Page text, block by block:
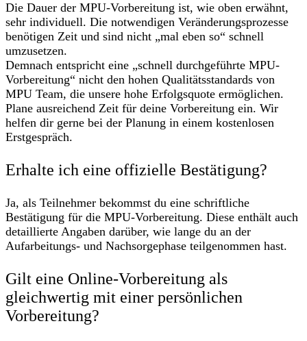
Die Dauer der MPU-Vorbereitung ist, wie oben erwähnt,
sehr individuell. Die notwendigen Veränderungsprozesse
benötigen Zeit und sind nicht „mal eben so“ schnell
umzusetzen.
Demnach entspricht eine „schnell durchgeführte MPU-
Vorbereitung“ nicht den hohen Qualitätsstandards von
MPU Team, die unsere hohe Erfolgsquote ermöglichen.
Plane ausreichend Zeit für deine Vorbereitung ein. Wir
helfen dir gerne bei der Planung in einem kostenlosen
Erstgespräch.
Erhalte ich eine offizielle Bestätigung?
Ja, als Teilnehmer bekommst du eine schriftliche
Bestätigung für die MPU-Vorbereitung. Diese enthält auch
detaillierte Angaben darüber, wie lange du an der
Aufarbeitungs- und Nachsorgephase teilgenommen hast.
Gilt eine Online-Vorbereitung als
gleichwertig mit einer persönlichen
Vorbereitung?